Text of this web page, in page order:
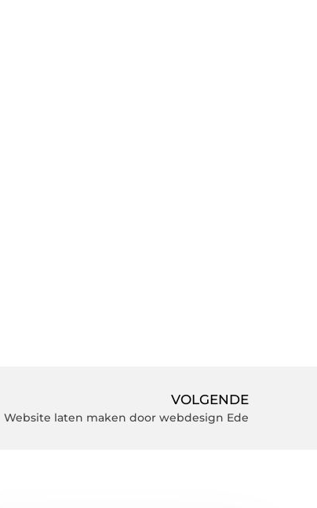
VOLGENDE
Website laten maken door webdesign Ede